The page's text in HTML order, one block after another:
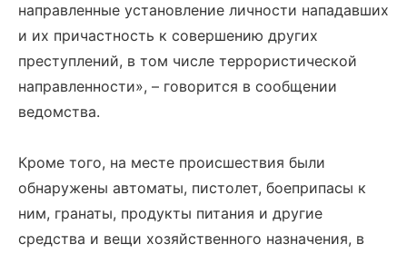
направленные установление личности нападавших
и их причастность к совершению других
преступлений, в том числе террористической
направленности», – говорится в сообщении
ведомства.
Кроме того, на месте происшествия были
обнаружены автоматы, пистолет, боеприпасы к
ним, гранаты, продукты питания и другие
средства и вещи хозяйственного назначения, в